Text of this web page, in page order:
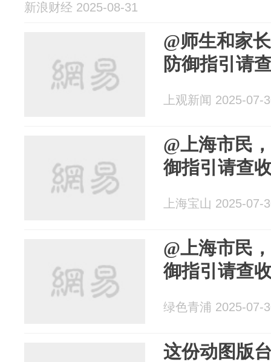
新浪财经 2025-08-31
@师生和家
防御指引请
上观新闻 2025-07-
@上海市民
御指引请查
上海宝山 2025-07-
@上海市民
御指引请查
绿色青浦 2025-07-
这份动图版